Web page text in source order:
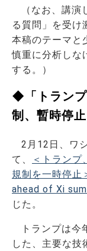
（なお、講
る質問」を受け
本稿のテーマと
慎重に分析しな
する。）
◆「トランプ
制、暫時停止
2月12日、ワ
て、
＜トランプ
規制を一時停止
ahead of Xi
じた。
トランプは今
した、主要な技